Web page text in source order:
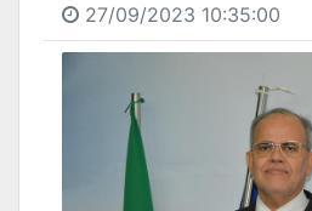
27/09/2023 10:35:00